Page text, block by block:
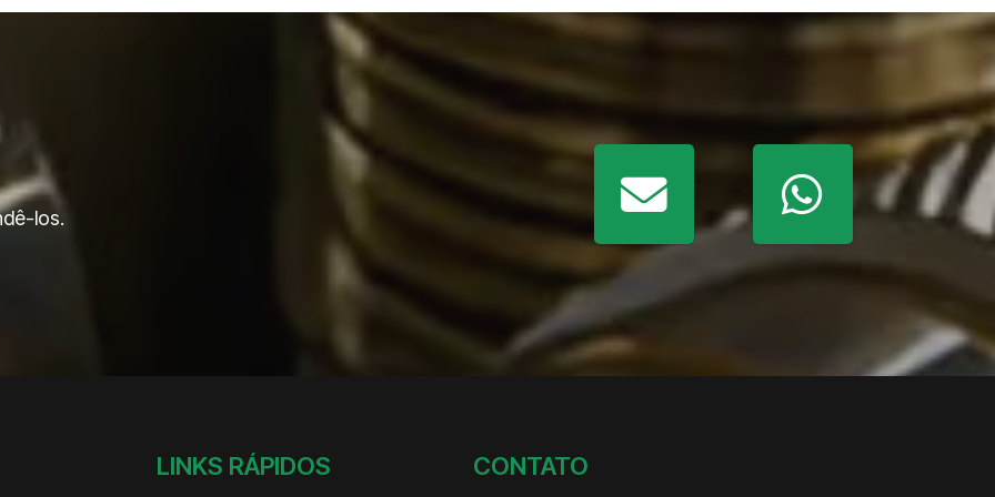
para resistência e
material é estratégica. Cada aplicação demanda um
à corrosão e usinabilidade. Entre os materiais mais
alta resistência à tração;
agentes químicos ou exposição à temperatura;
rigidez estrutural;
indústria naval ou aeroespacial.
tratamentos térmicos como têmpera e
o que
los.
LINKS RÁPIDOS CONTATO